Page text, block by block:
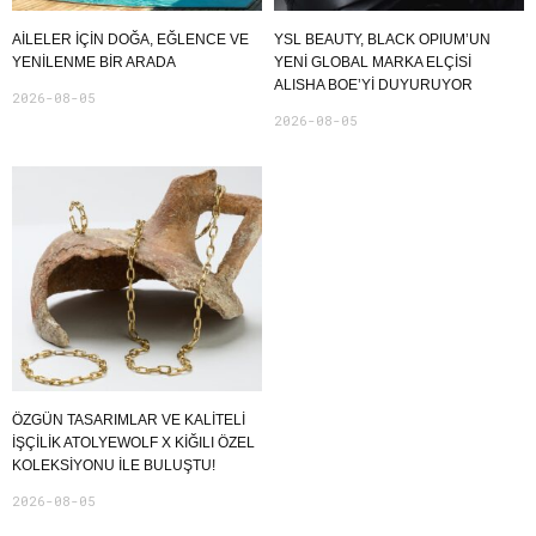
AILELER İÇIN DOĞA, EĞLENCE VE
YENILENME BIR ARADA
2026-08-05
YSL BEAUTY, BLACK OPIUM’UN
YENİ GLOBAL MARKA ELÇİSİ
ALISHA BOE’Yİ DUYURUYOR
2026-08-05
ÖZGÜN TASARIMLAR VE KALITELI
İŞÇILIK ATOLYEWOLF X KIĞILI ÖZEL
KOLEKSIYONU ILE BULUŞTU!
2026-08-05